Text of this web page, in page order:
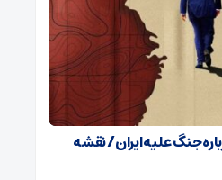
جنگ علیه ایران / نقشه